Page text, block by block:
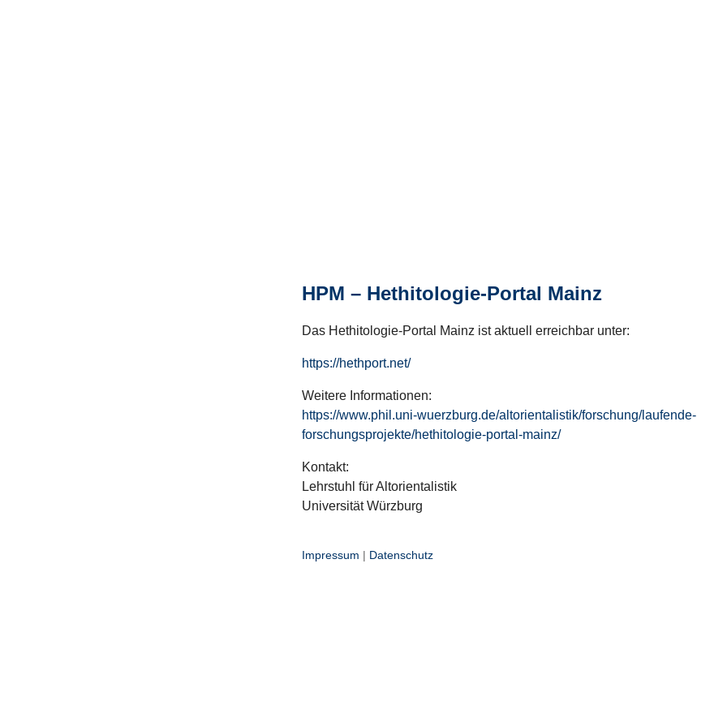
HPM – Hethitologie-Portal Mainz
Das Hethitologie-Portal Mainz ist aktuell erreichbar unter:
https://hethport.net/
Weitere Informationen:
https://www.phil.uni-wuerzburg.de/altorientalistik/forschung/laufende-
forschungsprojekte/hethitologie-portal-mainz/
Kontakt:
Lehrstuhl für Altorientalistik
Universität Würzburg
Impressum | Datenschutz